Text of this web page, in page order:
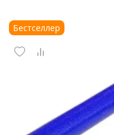
Бестселлер